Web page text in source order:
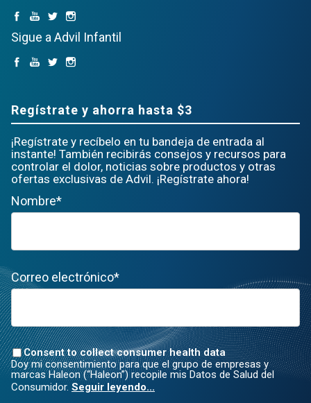
Sigue a Advil Infantil
Regístrate y ahorra hasta $3
¡Regístrate y recíbelo en tu bandeja de entrada al
instante! También recibirás consejos y recursos para
controlar el dolor, noticias sobre productos y otras
ofertas exclusivas de Advil. ¡Regístrate ahora!
Nombre*
Correo electrónico*
Consent to collect consumer health data
Doy mi consentimiento para que el grupo de empresas y
marcas Haleon (“Haleon”) recopile mis Datos de Salud del
Consumidor. Seguir leyendo...